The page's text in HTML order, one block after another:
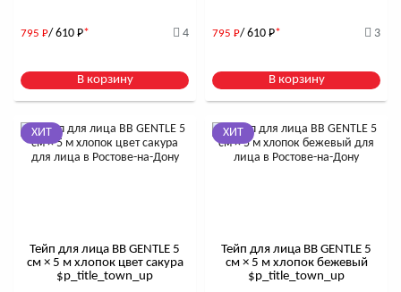
795 Р/ 610 Р* 4
В корзину
795 Р/ 610 Р* 3
В корзину
ХИТ
Тейп для лица BB GENTLE 5
см × 5 м хлопок цвет сакура
$р_title_town_up
ХИТ
Тейп для лица BB GENTLE 5
см × 5 м хлопок бежевый
$р_title_town_up